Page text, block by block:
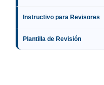
Instructivo para Revisores
Plantilla de Revisión